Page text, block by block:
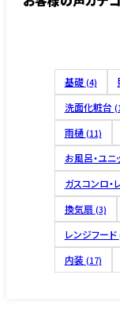
基礎 (4)
洗面化粧台
雨樋 (11)
お風呂・ユニ
ガスコンロ・
換気扇 (3)
レンジフード
内装 (17)